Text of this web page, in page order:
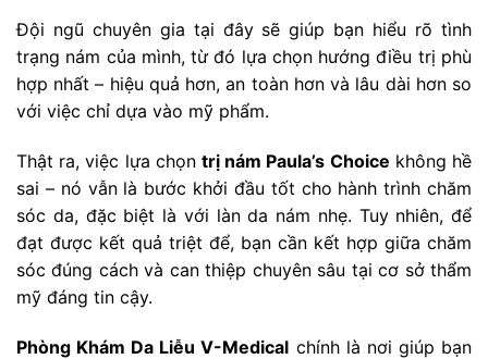
Đội ngũ chuyên gia tại đây sẽ giúp bạn hiểu rõ tình
trạng nám của mình, từ đó lựa chọn hướng điều trị phù
hợp nhất – hiệu quả hơn, an toàn hơn và lâu dài hơn so
với việc chỉ dựa vào mỹ phẩm.
Thật ra, việc lựa chọn trị nám Paula’s Choice không hề
sai – nó vẫn là bước khởi đầu tốt cho hành trình chăm
sóc da, đặc biệt là với làn da nám nhẹ. Tuy nhiên, để
đạt được kết quả triệt để, bạn cần kết hợp giữa chăm
sóc đúng cách và can thiệp chuyên sâu tại cơ sở thẩm
mỹ đáng tin cậy.
Phòng Khám Da Liễu V-Medical chính là nơi giúp bạn